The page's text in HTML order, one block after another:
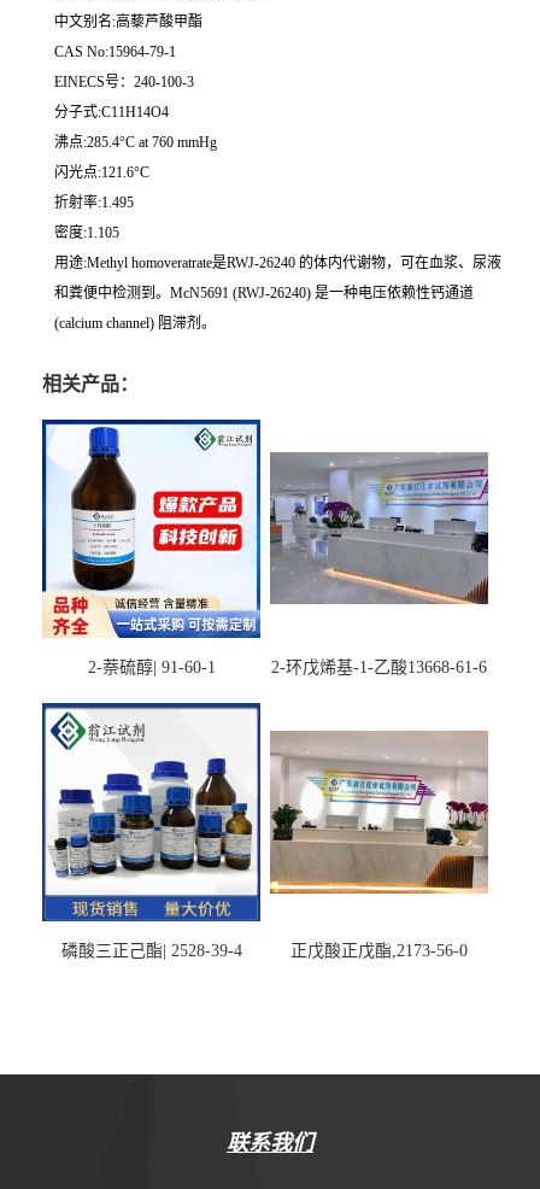
中文别名:高藜芦酸甲酯
CAS No:15964-79-1
EINECS号：240-100-3
分子式:C11H14O4
沸点:285.4°C at 760 mmHg
闪光点:121.6°C
折射率:1.495
密度:1.105
用途:Methyl homoveratrate是RWJ-26240 的体内代谢物，可在血浆、尿液
和粪便中检测到。McN5691 (RWJ-26240) 是一种电压依赖性钙通道
(calcium channel) 阻滞剂。
相关产品：
2-萘硫醇| 91-60-1 2-环戊烯基-1-乙酸13668-61-6
磷酸三正己酯| 2528-39-4 正戊酸正戊酯,2173-56-0
联系我们